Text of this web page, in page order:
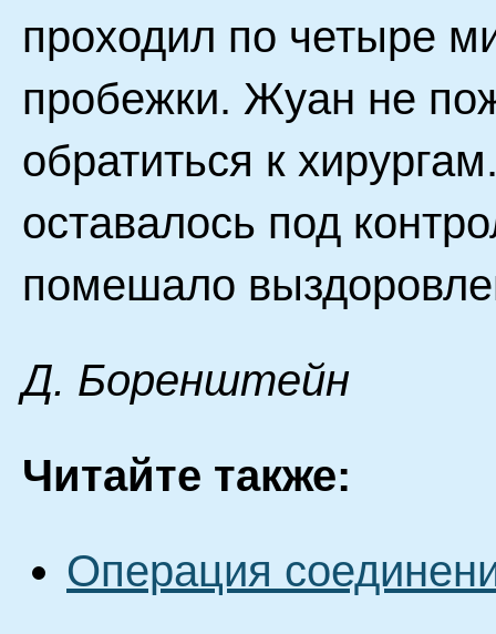
проходил по четыре
пробежки. Жуан не
обратиться к
оставалось под
помешало
Д. Бopeнштeйн
Читайте также:
Операция